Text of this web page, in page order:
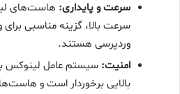
سرعت و پایداری: هاست‌های
سرعت بالا، گزینه مناسبی
وردپرسی هستند.
امنیت: سیستم عامل لینوکس
بالایی برخوردار است و